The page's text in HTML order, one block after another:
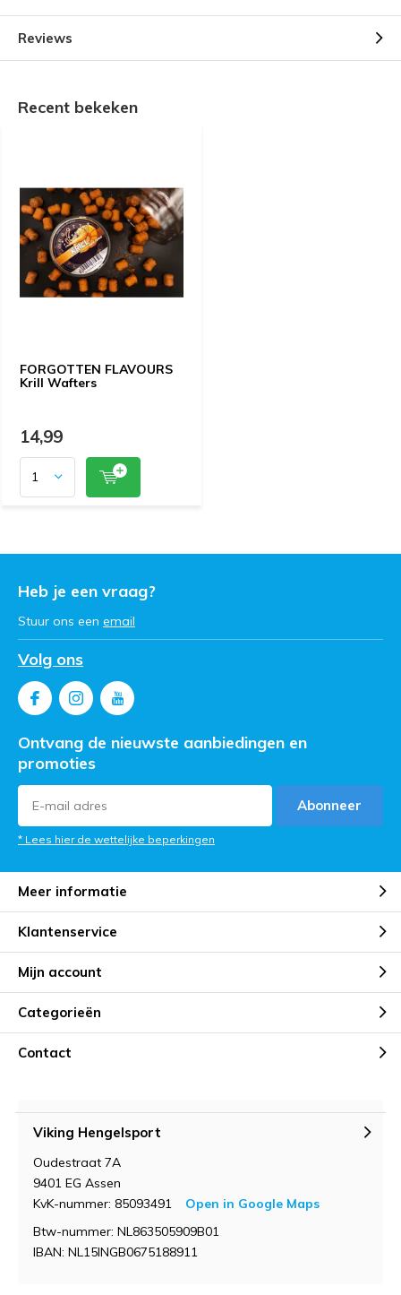
Reviews
Recent bekeken
FORGOTTEN FLAVOURS
Krill Wafters
14,99
Heb je een vraag?
Stuur ons een email
Volg ons
Ontvang de nieuwste aanbiedingen en
promoties
Abonneer
* Lees hier de wettelijke beperkingen
Meer informatie
Klantenservice
Mijn account
Categorieën
Contact
Viking Hengelsport
Oudestraat 7A
9401 EG Assen
KvK-nummer: 85093491
Open in Google Maps
Btw-nummer: NL863505909B01
IBAN: NL15INGB0675188911